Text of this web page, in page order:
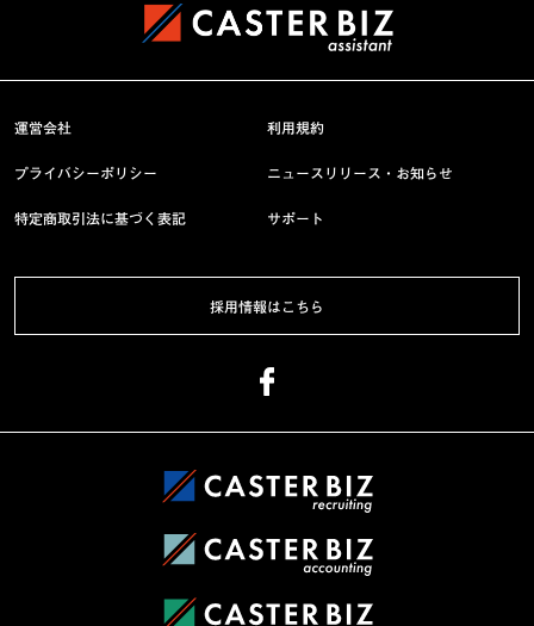
運営会社 利用規約
プライバシーポリシー ニュースリリース・お知らせ
特定商取引法に基づく表記 サポート
採用情報はこちら